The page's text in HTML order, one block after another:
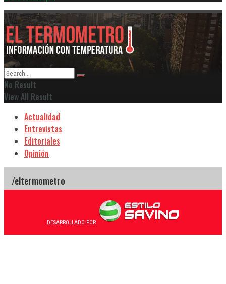
No Result
View All Result
Actualidad
Entrevistas
Editoriales
Opinión
DESARROLLADO POR